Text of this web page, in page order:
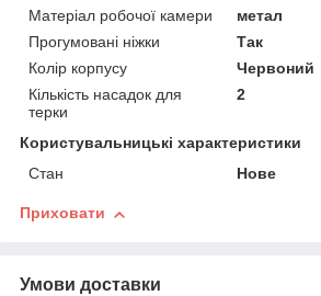
Матеріал робочої камери
метал
Прогумовані ніжки
Так
Колір корпусу
Червоний
Кількість насадок для
терки
2
Користувальницькі характеристики
Стан
Нове
Приховати
Умови доставки